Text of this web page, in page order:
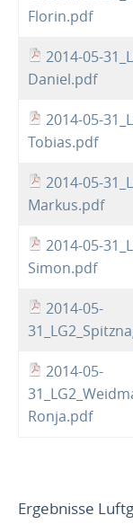
Florin.pdf
2014-05-
Daniel.pdf
2014-05-
Tobias.pdf
2014-05-
Markus.pdf
2014-05-
Simon.pdf
2014-05-
2014-05-
Ronja.pdf
Ergebnisse